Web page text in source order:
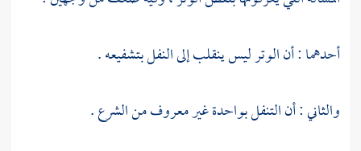
أحدهما : أن الوتر ليس ينقلب إلى النفل بتشفيعه .
والثاني : أن التنفل بواحدة غير معروف من الشرع .